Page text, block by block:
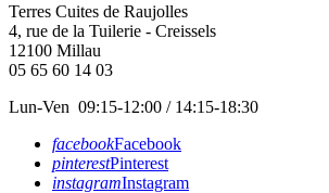
Terres Cuites de Raujolles
4, rue de la Tuilerie - Creissels
12100 Millau
05 65 60 14 03
Lun-Ven 09:15-12:00 / 14:15-18:30
facebookFacebook
pinterestPinterest
instagramInstagram